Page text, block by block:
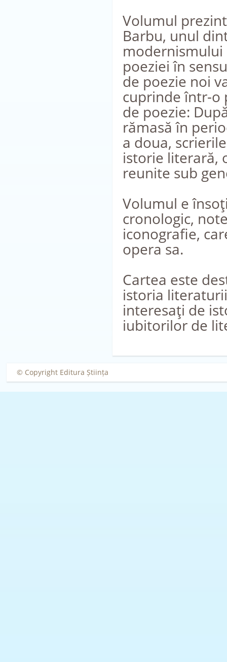
Volumul
Barbu, unul
poeziei în
de poezie noi
cuprinde într-o
de poezie:
rămasă în
a doua,
istorie literară,
reunite sub
Volumul e
cronologic,
iconografie,
opera sa.
Cartea este
istoria
interesaţi de
iubitorilor de
© Copyright Editura Știința